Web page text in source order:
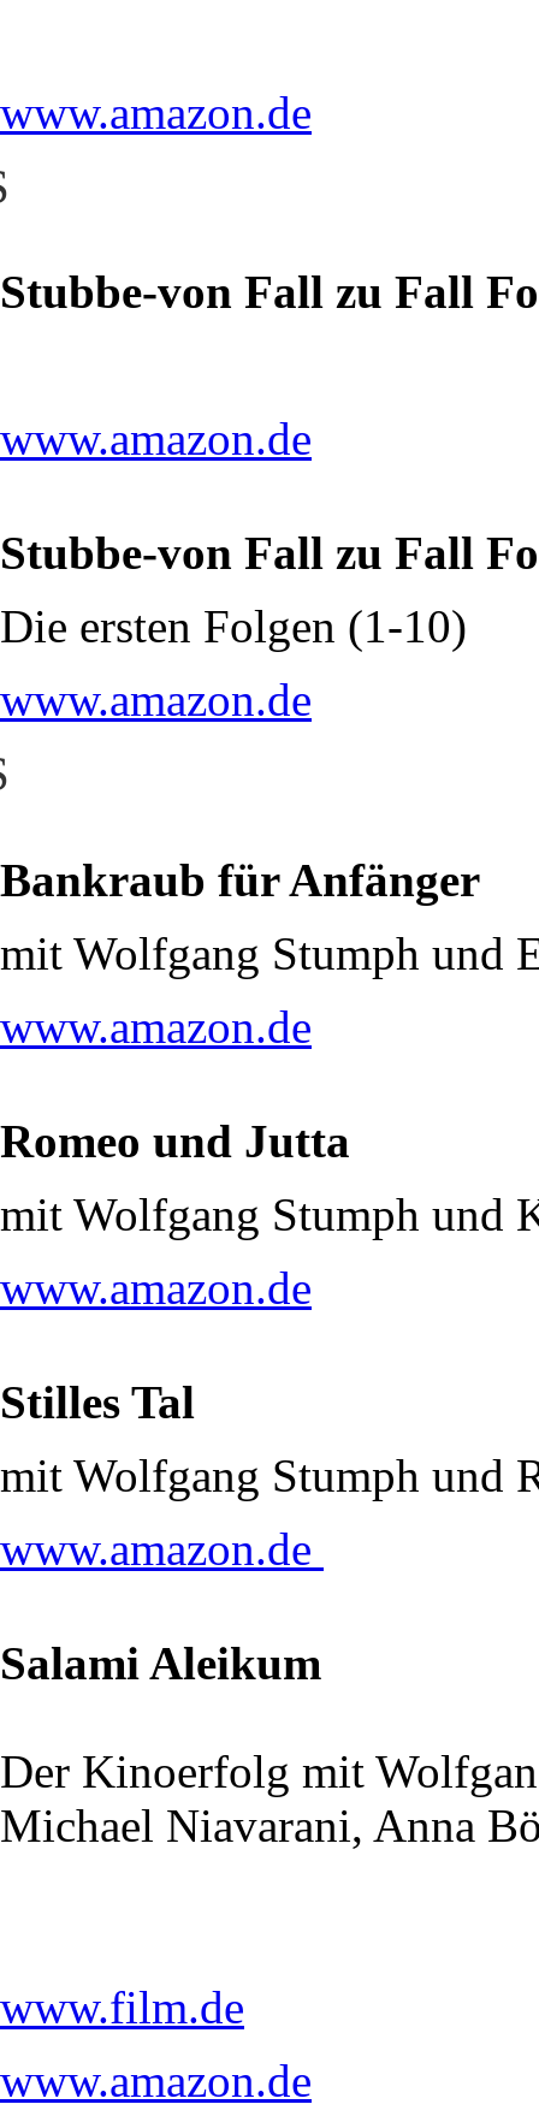
www.amazon.de
Stubbe-von Fall zu Fall
www.amazon.de
Stubbe-von Fall zu Fall
Die ersten Folgen (1-10)
www.amazon.de
Bankraub für Anfänger
mit Wolfgang Stumph und
www.amazon.de
Romeo und Jutta
mit Wolfgang Stumph und
www.amazon.de
Stilles Tal
mit Wolfgang Stumph und
www.amazon.de
Salami Aleikum
Der Kinoerfolg mit
Michael Niavarani, Anna
www.film.de
www.amazon.de